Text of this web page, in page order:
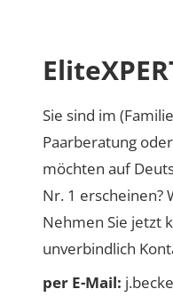
Sie sind im
Paarberatung
möchten auf
Nr. 1 erscheinen?
Nehmen Sie jetzt
unverbindlich
per E-Mail: